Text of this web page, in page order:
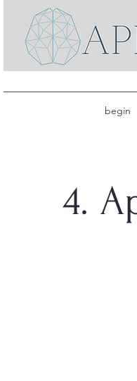
begin
4.